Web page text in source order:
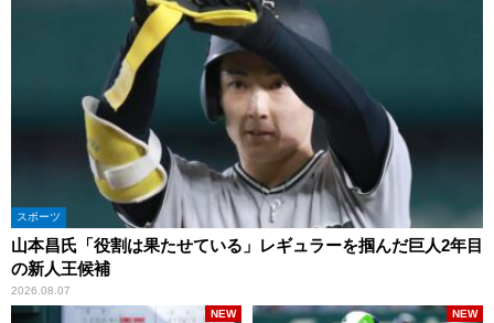
スポーツ
山本昌氏「役割は果たせている」レギュラーを掴んだ巨人2年目
の新人王候補
2026.08.07
NEW NEW